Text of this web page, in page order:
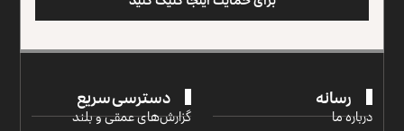
رسانه
درباره ما
دسترسی سریع
گزارش‌‌های عمقی و بلند